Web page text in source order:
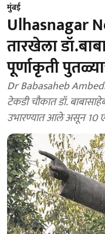
मुंबई
Ulhasnagar
तारखेला
पूर्णाकृती
Dr Babasaheb
टेकडी चौकात डॉ.
उभारण्यात आले असून 10